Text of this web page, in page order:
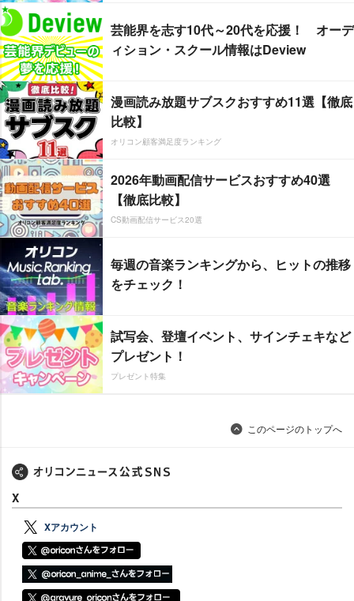
芸能界を志す10代～20代を応援！ オーデ
ィション・スクール情報はDeview
漫画読み放題サブスクおすすめ11選【徹底
比較】
オリコン顧客満足度ランキング
2026年動画配信サービスおすすめ40選
【徹底比較】
CS動画配信サービス20選
毎週の音楽ランキングから、ヒットの推移
をチェック！
試写会、登壇イベント、サインチェキなど
プレゼント！
プレゼント特集
このページのトップへ
X
Xアカウント